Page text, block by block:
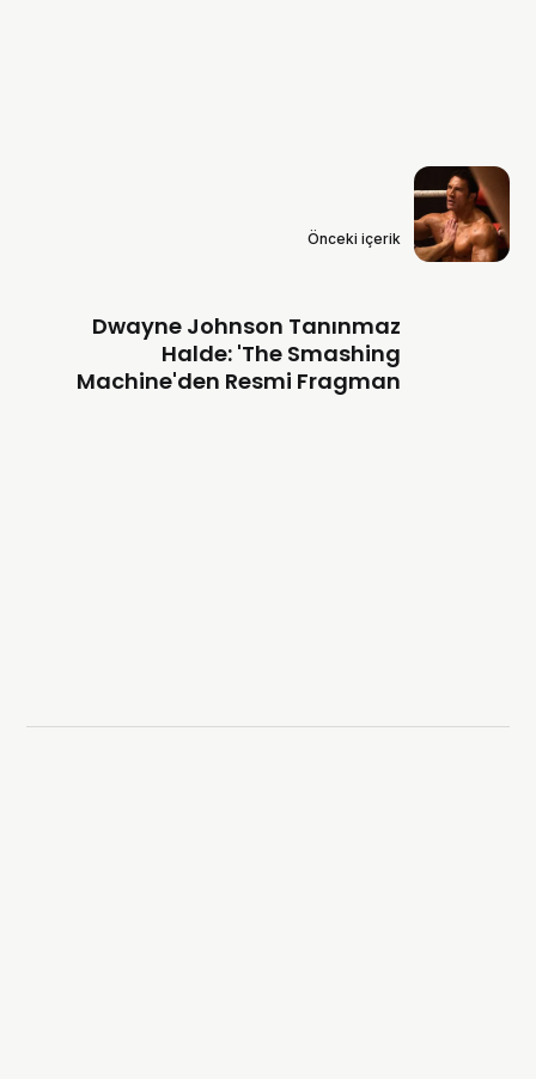
Önceki içerik
Dwayne Johnson Tanınmaz
Halde: 'The Smashing
Machine'den Resmi Fragman